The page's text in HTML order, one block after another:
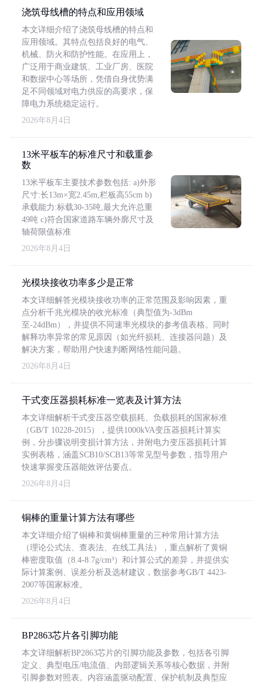
浇筑母线槽的特点和应用领域
本文详细介绍了浇筑母线槽的特点和
应用领域。其特点包括良好的电气、
机械、防火和防护性能。在应用上，
广泛用于商业建筑、工业厂房、医院
和数据中心等场所，凭借自身优势满
足不同领域对电力供应的高要求，保
障电力系统稳定运行。
2026年8月4日
13米平板车的标准尺寸和载重参
数
13米平板车主要技术参数包括: a)外形
尺寸:长13m×宽2.45m,栏板高55cm b)
承载能力:标载30-35吨,最大允许总重
49吨 c)符合国家道路车辆外廓尺寸及
轴荷限值标准
2026年8月4日
光模块接收功率多少是正常
本文详细解答光模块接收功率的正常范围及影响因素，重
点分析千兆光模块的收光标准（典型值为-3dBm
至-24dBm），并提供不同速率光模块的参考值表格。同时
解释功率异常的常见原因（如光纤损耗、连接器问题）及
解决方案，帮助用户快速判断网络性能问题。
2026年8月4日
干式变压器损耗标准一览表及计算方法
本文详细解析干式变压器空载损耗、负载损耗的国家标准
（GB/T 10228-2015），提供1000kVA变压器损耗计算实
例，分步骤说明变损计算方法，并附电力变压器损耗计算
实例表格，涵盖SCB10/SCB13等常见型号参数，指导用户
快速掌握变压器能效评估要点。
2026年8月4日
铜棒的重量计算方法有哪些
本文详细介绍了铜棒和黄铜棒重量的三种常用计算方法
（理论公式法、查表法、在线工具法），重点解析了黄铜
棒密度取值（8.4-8.7g/cm³）和计算公式的差异，并提供实
际计算案例、误差分析及选材建议，数据参考GB/T 4423-
2007等国家标准。
2026年8月4日
BP2863芯片各引脚功能
本文详细解析BP2863芯片的引脚功能及参数，包括各引脚
定义、典型电压/电流值、内部逻辑关系等核心数据，并附
引脚参数对照表。内容涵盖驱动配置、保护机制及典型应